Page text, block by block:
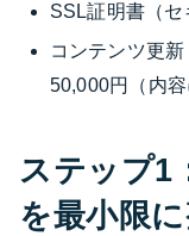
SSL証明書（セ
コンテンツ更
50,000円（内容
ステップ1
を最小限